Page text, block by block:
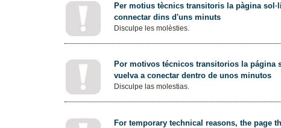
Per motius tècnics transitoris la pàgina
connectar dins d'uns minuts
Disculpe les molèsties.
Por motivos técnicos transitorios la página
vuelva a conectar dentro de unos minutos
Disculpe las molestias.
For temporary technical reasons, the page